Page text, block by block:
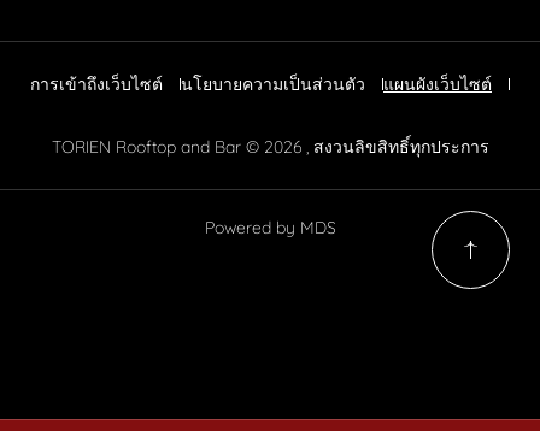
การเข้าถึงเว็บไซต์ นโยบายความเป็นส่วนตัว แผนผังเว็บไซต์
TORIEN Rooftop and Bar © 2026 , สงวนลิขสิทธิ์ทุกประการ
Powered by MDS